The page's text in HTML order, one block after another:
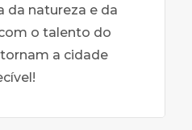
da natureza e da
o talento do
a cidade